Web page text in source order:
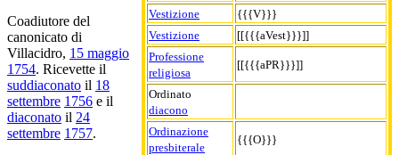
Vestizione
{{{V}}}
Vestizione
[[{{{aVest}}}]]
Professione
religiosa
[[{{{aPR}}}]]
Ordinato
diacono
Ordinazione
presbiterale
{{{O}}}
Coadiutore del
canonicato di
Villacidro, 15 maggio
1754. Ricevette il
suddiaconato il 18
settembre 1756 e il
diaconato il 24
settembre 1757.